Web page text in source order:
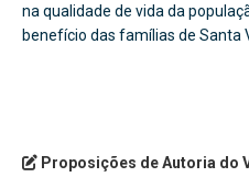
na qualidade de vida da
benefício das famílias de Santa
Proposições de Autoria do